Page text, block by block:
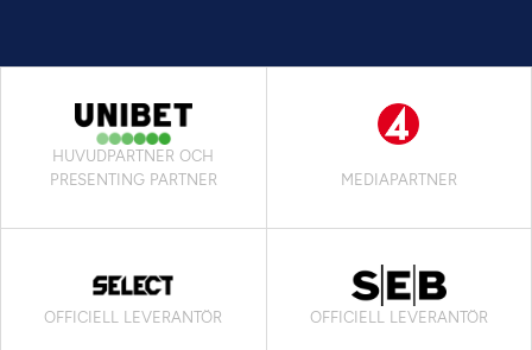
HUVUDPARTNER OCH
PRESENTING PARTNER
MEDIAPARTNER
OFFICIELL LEVERANTÖR OFFICIELL LEVERANTÖR